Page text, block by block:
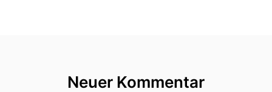
Neuer Kommentar